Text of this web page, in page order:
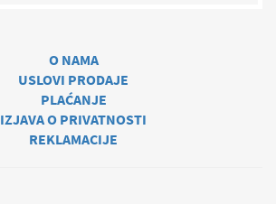
O NAMA
USLOVI PRODAJE
PLAĆANJE
IZJAVA O PRIVATNOSTI
REKLAMACIJE